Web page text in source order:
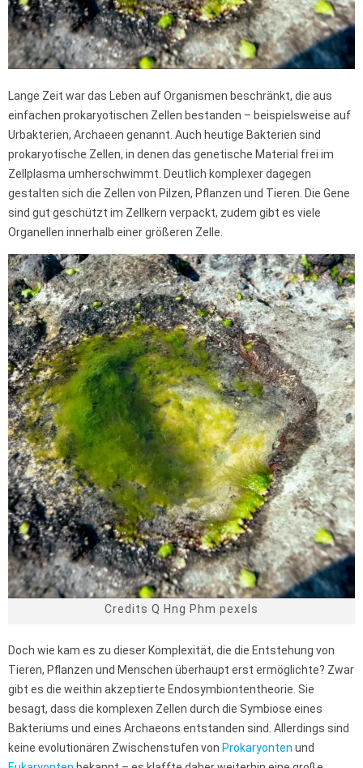
Lange Zeit war das Leben auf Organismen beschränkt, die aus
einfachen prokaryotischen Zellen bestanden – beispielsweise auf
Urbakterien, Archaeen genannt. Auch heutige Bakterien sind
prokaryotische Zellen, in denen das genetische Material frei im
Zellplasma umherschwimmt. Deutlich komplexer dagegen
gestalten sich die Zellen von Pilzen, Pflanzen und Tieren. Die Gene
sind gut geschützt im Zellkern verpackt, zudem gibt es viele
Organellen innerhalb einer größeren Zelle.
Credits Q Hng Phm pexels
Doch wie kam es zu dieser Komplexität, die die Entstehung von
Tieren, Pflanzen und Menschen überhaupt erst ermöglichte? Zwar
gibt es die weithin akzeptierte Endosymbiontentheorie. Sie
besagt, dass die komplexen Zellen durch die Symbiose eines
Bakteriums und eines Archaeons entstanden sind. Allerdings sind
keine evolutionären Zwischenstufen von Prokaryonten und